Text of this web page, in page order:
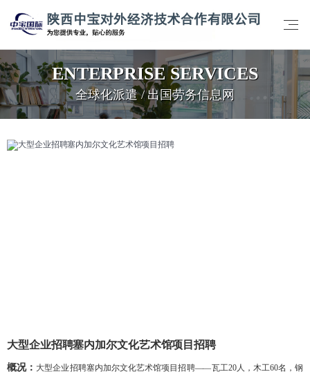
ENTERPRISE SERVICES
全球化派遣 / 出国劳务信息网
大型企业招聘塞内加尔文化艺术馆项目招聘
概况： 大型企业招聘塞内加尔文化艺术馆项目招聘——瓦工20人，木工60名，钢